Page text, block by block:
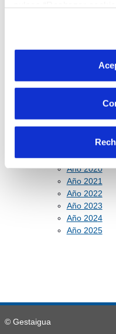
son indispensables
por tanto no se pueden
más información en
Año 2025
Cuentas anuales
Año 2016
Año 2018
Año 2019
Año 2020
Año 2021
Año 2022
Año 2023
Año 2024
Año 2025
© Gestaigua